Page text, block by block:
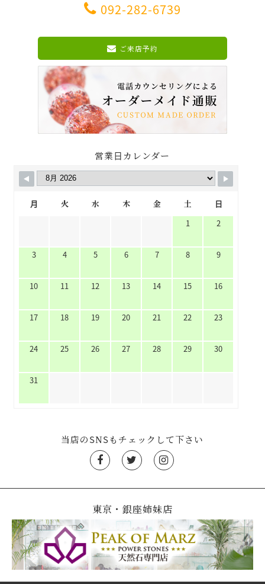
092-282-6739
ご来店予約
営業日カレンダー
月 火 水 木 金 土
日
1
2
3 4 5 6 7 8 9
10 11 12 13 14 15 16
17 18 19 20 21 22 23
24 25 26 27 28 29 30
31
当店のSNSもチェックして下さい
東京・銀座姉妹店